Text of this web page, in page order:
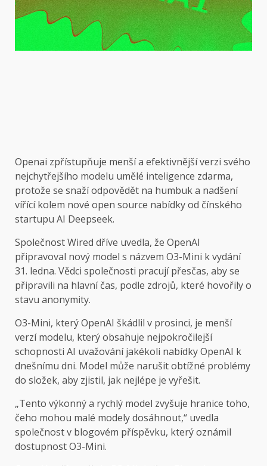
Openai zpřístupňuje menší a efektivnější verzi svého
nejchytřejšího modelu umělé inteligence zdarma,
protože se snaží odpovědět na humbuk a nadšení
vířící kolem nové open source nabídky od čínského
startupu AI Deepseek.
Společnost Wired dříve uvedla, že OpenAI
připravoval nový model s názvem O3-Mini k vydání
31. ledna. Vědci společnosti pracují přesčas, aby se
připravili na hlavní čas, podle zdrojů, které hovořily o
stavu anonymity.
O3-Mini, který OpenAI škádlil v prosinci, je menší
verzí modelu, který obsahuje nejpokročilejší
schopnosti AI uvažování jakékoli nabídky OpenAI k
dnešnímu dni. Model může narušit obtížné problémy
do složek, aby zjistil, jak nejlépe je vyřešit.
„Tento výkonný a rychlý model zvyšuje hranice toho,
čeho mohou malé modely dosáhnout,“ uvedla
společnost v blogovém příspěvku, který oznámil
dostupnost O3-Mini.